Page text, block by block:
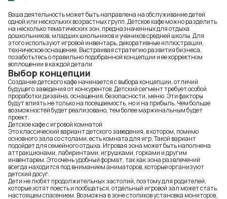
Ваша деятельность может быть направлена на обслуживание детей
одной или нескольких возрастных групп. Детское кафе можно разделить
на несколько тематических зон, предназначенных для отдыха
дошкольников, младших школьников и учеников средней школы. Для
этого используют игровой инвентарь, декоративные иллюстрации,
техническое оснащение. Выстраивая стратегию развития бизнеса,
позаботьтесь о правильно подобранной концепции и ее корректном
воплощении в каждой детали.
Выбор концепции
Создание детского кафе начинается с выбора концепции, отличий
будущего заведения от конкурентов. Детский сегмент требует особой
проработки дизайна, оснащения, безопасности, меню. Эти факторы
будут влиять не только на посещаемость, но и на прибыль. Чем больше
возможностей будет реализовано, тем более маржинальным будет
проект.
Детское кафе с игровой комнатой
Это классический вариант детского заведения, в котором, помимо
основного зала со столами, есть комната для игр. Такой вариант
подойдет для семейного отдыха. Игровая зона может быть наполнена
аттракционами, лабиринтами, игрушками, горками и другим
инвентарем. Это очень удобный формат, так как зона развлечений
всегда находится под вниманием аниматоров, которые организуют
детский досуг.
Дети не любят продолжительных застолий, поэтому для родителей,
которые хотят поесть и пообщаться, отдельный игровой зал может стать
настоящим спасением. Возможна в зоне столиков установка мониторов,